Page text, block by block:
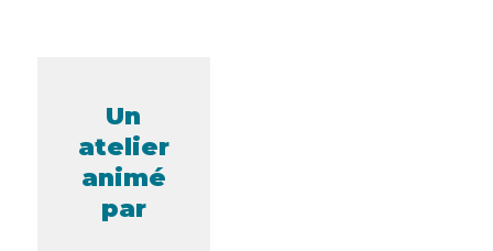
Un
atelier
animé
par